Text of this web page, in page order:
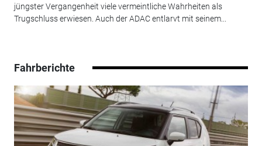
jüngster Vergangenheit viele vermeintliche Wahrheiten als
Trugschluss erwiesen. Auch der ADAC entlarvt mit seinem...
Fahrberichte